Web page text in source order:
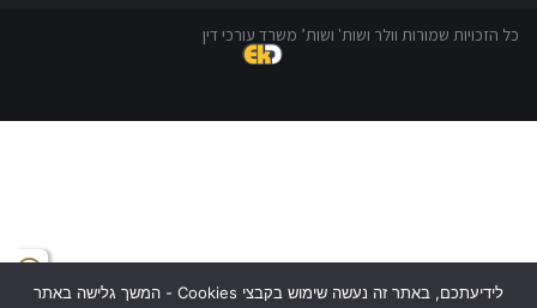
כל הזכויות שמורות וולר ושות' ושות’ משרד עורכי דין
לידיעתכם, באתר זה נעשה שימוש בקבצי Cookies - המשך גלישה באתר